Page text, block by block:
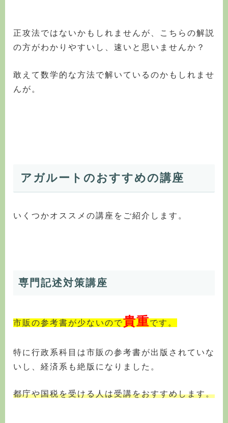
正攻法ではないかもしれませんが、こちらの解説
の方がわかりやすいし、速いと思いませんか？
敢えて数学的な方法で解いているのかもしれませ
んが。
アガルートのおすすめの講座
いくつかオススメの講座をご紹介します。
専門記述対策講座
市販の参考書が少ないので貴重です。
特に行政系科目は市販の参考書が出版されていな
いし、経済系も絶版になりました。
都庁や国税を受ける人は受講をおすすめします。